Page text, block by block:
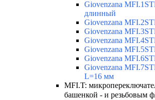
Giovenzana
длинный
Giovenzana
Giovenzana
Giovenzana
Giovenzana
Giovenzana
Giovenzana
L=16 мм
MFI.T:
башенкой - и резьбовым